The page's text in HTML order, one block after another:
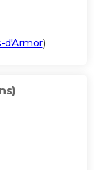
d'Armor)